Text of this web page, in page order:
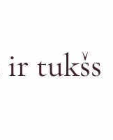
ir tukšs